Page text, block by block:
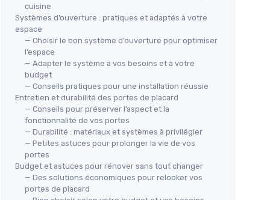
cuisine
Systèmes d’ouverture : pratiques et adaptés à votre
espace
— Choisir le bon système d’ouverture pour optimiser
l’espace
— Adapter le système à vos besoins et à votre
budget
— Conseils pratiques pour une installation réussie
Entretien et durabilité des portes de placard
— Conseils pour préserver l’aspect et la
fonctionnalité de vos portes
— Durabilité : matériaux et systèmes à privilégier
— Petites astuces pour prolonger la vie de vos
portes
Budget et astuces pour rénover sans tout changer
— Des solutions économiques pour relooker vos
portes de placard